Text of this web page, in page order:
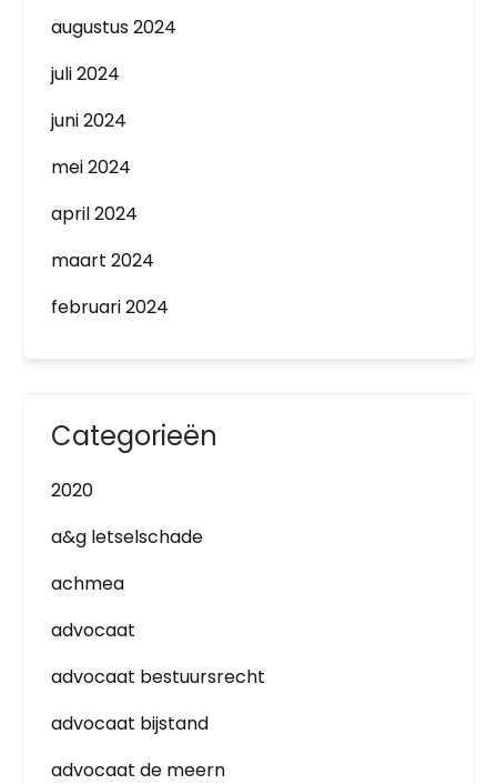
augustus 2024
juli 2024
juni 2024
mei 2024
april 2024
maart 2024
februari 2024
Categorieën
2020
a&g letselschade
achmea
advocaat
advocaat bestuursrecht
advocaat bijstand
advocaat de meern